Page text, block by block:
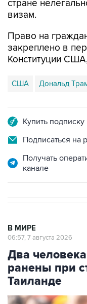
стране
визам.
Право на
закреплено в
Конституции
США Дональд
Купить
Подписаться на
Получать
канале
В МИРЕ
06:57, 7 августа 2026
Два
ранены при
Таиланде